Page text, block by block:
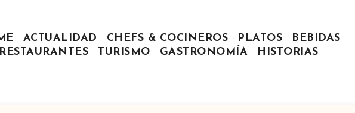
ACTUALIDAD CHEFS & COCINEROS PLATOS
BEBIDAS
RESTAURANTES
TURISMO GASTRONOMÍA HISTORIAS